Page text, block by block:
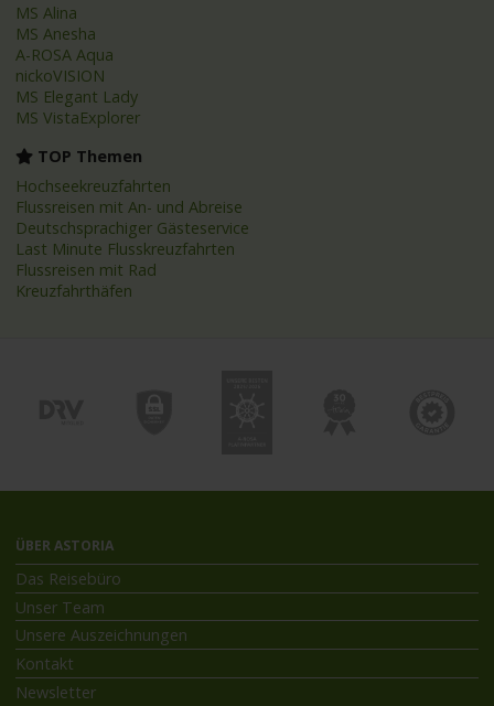
MS Alina
MS Anesha
A-ROSA Aqua
nickoVISION
MS Elegant Lady
MS VistaExplorer
TOP Themen
Hochseekreuzfahrten
Flussreisen mit An- und Abreise
Deutschsprachiger Gästeservice
Last Minute Flusskreuzfahrten
Flussreisen mit Rad
Kreuzfahrthäfen
ÜBER ASTORIA
Das Reisebüro
Unser Team
Unsere Auszeichnungen
Kontakt
Newsletter